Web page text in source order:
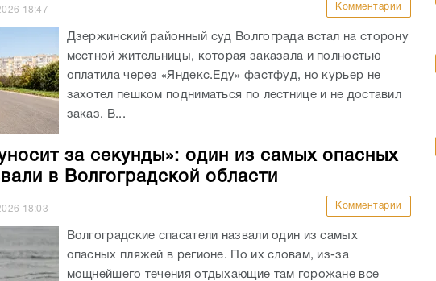
18:47 Комментарии
Дзержинский районный суд Волгограда встал на сторону
местной жительницы, которая заказала и полностью
оплатила через «Яндекс.Еду» фастфуд, но курьер не
захотел пешком подниматься по лестнице и не доставил
заказ. В...
за секунды»: один из самых опасных
в Волгоградской области
18:03 Комментарии
Волгоградские спасатели назвали один из самых
опасных пляжей в регионе. По их словам, из-за
мощнейшего течения отдыхающие там горожане все